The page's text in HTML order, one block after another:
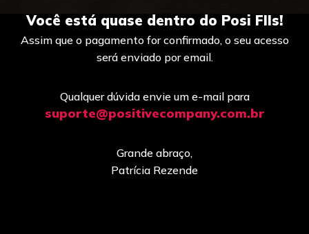
Você está quase dentro do Posi FIIs!
Assim que o pagamento for confirmado, o seu acesso
será enviado por email.
Qualquer dúvida envie um e-mail para
suporte@positivecompany.com.br
Grande abraço,
Patrícia Rezende